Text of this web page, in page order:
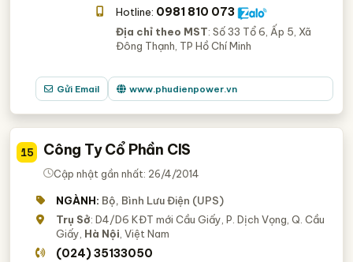
Hotline: 0981 810 073
Địa chỉ theo MST: Số 33 Tổ 6, Ấp 5, Xã
Đông Thạnh, TP Hồ Chí Minh
Gửi Email www.phudienpower.vn
15 Công Ty Cổ Phần CIS
Cập nhật gần nhất: 26/4/2014
NGÀNH: Bộ, Bình Lưu Điện (UPS)
Trụ Sở: D4/D6 KĐT mới Cầu Giấy, P. Dịch Vọng, Q. Cầu
Giấy, Hà Nội, Việt Nam
(024) 35133050